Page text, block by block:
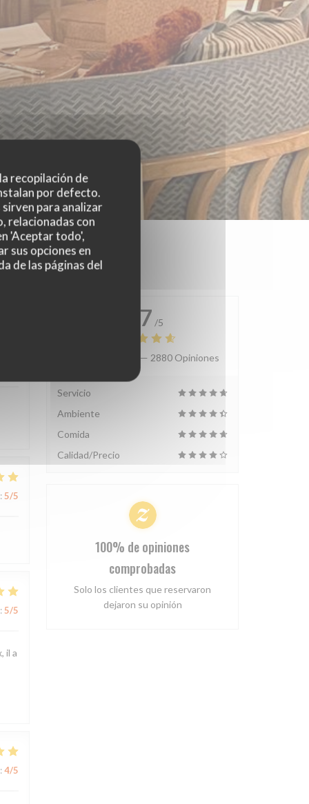
recopilación de
por defecto.
para analizar
relacionadas con
'Aceptar todo',
sus opciones en
de las páginas del
: 5/5
: 5/5
il a
: 4/5
4.7 /5
Valoración media — 2880 Opiniones
Servicio
Ambiente
Comida
Calidad/Precio
100% de opiniones
comprobadas
Solo los clientes que reservaron
dejaron su opinión